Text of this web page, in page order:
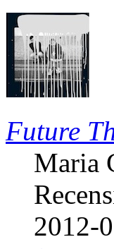
Future
Maria
2012-